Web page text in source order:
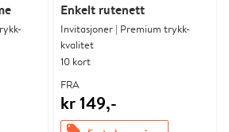
Enkelt rutenett
Invitasjoner | Premium trykk-
kvalitet
10 kort
FRA
kr 149,-